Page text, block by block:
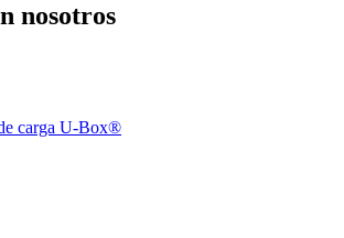
nosotros
carga U-Box®